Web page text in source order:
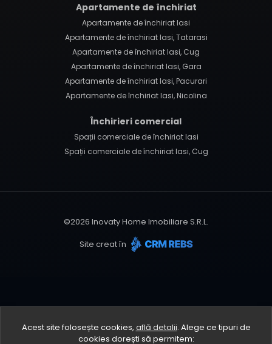
Apartamente de închiriat
Apartamente de închiriat Iasi
Apartamente de închiriat Iasi, Tatarasi
Apartamente de închiriat Iasi, Cug
Apartamente de închiriat Iasi, Gara
Apartamente de închiriat Iasi, Pacurari
Apartamente de închiriat Iasi, Nicolina
Închirieri comercial
Spații comerciale de închiriat Iasi
Spații comerciale de închiriat Iasi, Cug
©2026 Inovaty Home Imobiliare S.R.L.
Site creat în
Acest site folosește cookies, află detalii. Alege ce tipuri de
cookies dorești să permitem: